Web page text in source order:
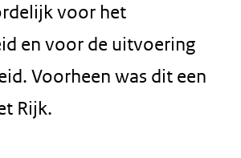
voor het
en voor de uitvoering
Voorheen was dit een
Rijk.